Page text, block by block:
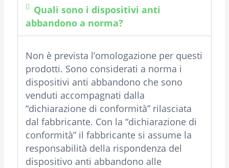
Quali sono i dispositivi anti
abbandono a norma?
Non è prevista l’omologazione per questi
prodotti. Sono considerati a norma i
dispositivi anti abbandono che sono
venduti accompagnati dalla
“dichiarazione di conformità” rilasciata
dal fabbricante. Con la “dichiarazione di
conformità” il fabbricante si assume la
responsabilità della rispondenza del
dispositivo anti abbandono alle